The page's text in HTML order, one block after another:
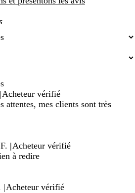
|Acheteur vérifié
attentes, mes clients sont très
|Acheteur vérifié
à redire
|Acheteur vérifié